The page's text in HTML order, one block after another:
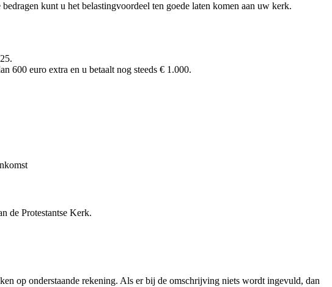
kunt u het belastingvoordeel ten goede laten komen aan uw kerk.
600 euro extra en u betaalt nog steeds € 1.000.
de Protestantse Kerk.
op onderstaande rekening. Als er bij de omschrijving niets wordt ingevuld, dan